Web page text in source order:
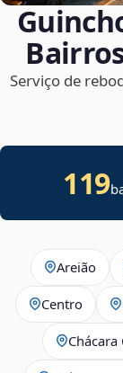
Serviço de
119
Areião
Centro
Chácara